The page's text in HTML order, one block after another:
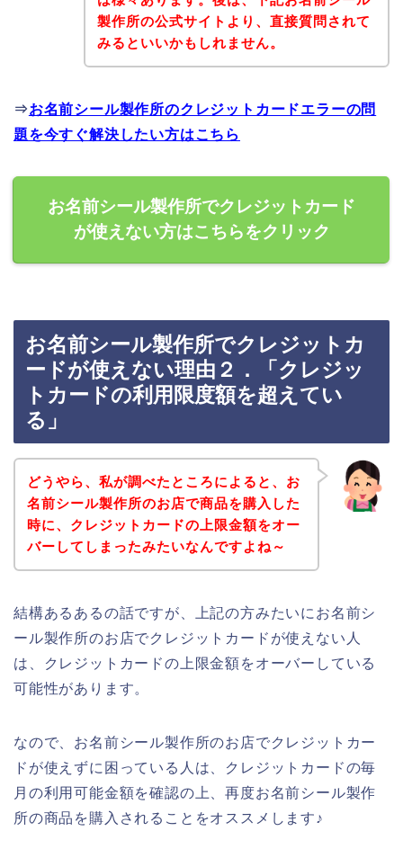
製作所の公式サイトより、直接質問されて
みるといいかもしれません。
⇒お名前シール製作所のクレジットカードエラーの問
題を今すぐ解決したい方はこちら
お名前シール製作所でクレジットカード
が使えない方はこちらをクリック
お名前シール製作所でクレジットカ
ードが使えない理由２．「クレジッ
トカードの利用限度額を超えてい
る」
どうやら、私が調べたところによると、お
名前シール製作所のお店で商品を購入した
時に、クレジットカードの上限金額をオー
バーしてしまったみたいなんですよね～
結構あるあるの話ですが、上記の方みたいにお名前シ
ール製作所のお店でクレジットカードが使えない人
は、クレジットカードの上限金額をオーバーしている
可能性があります。
なので、お名前シール製作所のお店でクレジットカー
ドが使えずに困っている人は、クレジットカードの毎
月の利用可能金額を確認の上、再度お名前シール製作
所の商品を購入されることをオススメします♪